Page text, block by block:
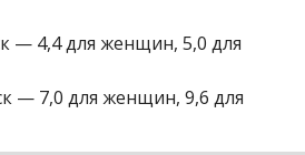
— 4,4 для женщин, 5,0 для
— 7,0 для женщин, 9,6 для